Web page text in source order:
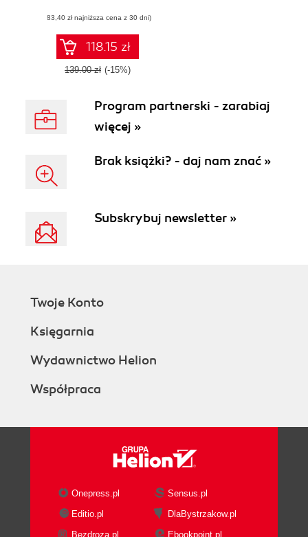
(83,40 zł najniższa cena z 30 dni)
118.15 zł
139.00 zł (-15%)
Program partnerski - zarabiaj
więcej »
Brak książki? - daj nam znać »
Subskrybuj newsletter »
Twoje Konto
Księgarnia
Wydawnictwo Helion
Współpraca
Onepress.pl
Sensus.pl
Editio.pl
DlaBystrzakow.pl
Bezdroza.pl
Ebookpoint.pl